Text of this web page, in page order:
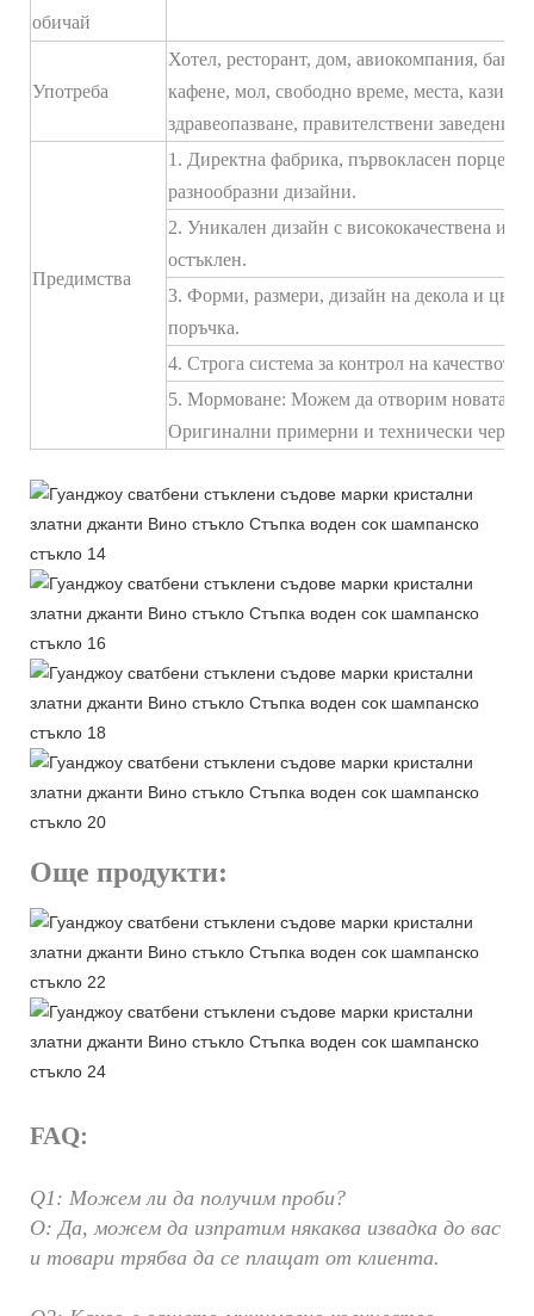
обичай
Употреба
Хотел, ресторант, дом, авиокомпания,
кафене, мол, свободно време, места,
здравеопазване, правителствени
Предимства
1. Директна фабрика, първокласен
разнообразни дизайни.
2. Уникален дизайн с висококачествена и
остъклен.
3. Форми, размери, дизайн на декола и
поръчка.
4. Строга система за контрол на качеството
5. Мормоване: Можем да отворим новата
Оригинални примерни и технически
Още продукти:
FAQ:
Q1: Можем ли да получим проби?
О: Да, можем да изпратим някаква извадка до вас
и товари трябва да се плащат от клиента.